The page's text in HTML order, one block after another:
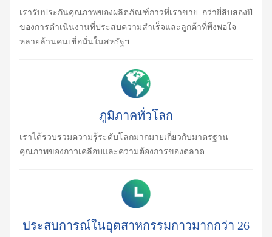
เรารับประกันคุณภาพของผลิตภัณฑ์กาวที่เราขาย กว่ายี่สิบสองปี
ของการดำเนินงานที่ประสบความสำเร็จและลูกค้าที่พึงพอใจ
หลายล้านคนเชื่อมั่นในสหรัฐฯ
ภูมิภาคทั่วโลก
เราได้รวบรวมความรู้ระดับโลกมากมายเกี่ยวกับมาตรฐาน
คุณภาพของกาวเคลือบและความต้องการของตลาด
ประสบการณ์ในอุตสาหกรรมกาวมากกว่า 26